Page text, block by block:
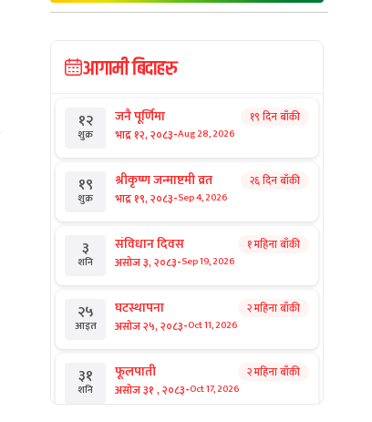
आगामी बिदाहरु
१२
शुक्र
जनै पूर्णिमा
भाद्र १२, २०८३-Aug 28, 2026
१९ दिन बाँकी
१९
शुक्र
श्रीकृष्ण जन्माष्टमी व्रत
भाद्र १९, २०८३-Sep 4, 2026
२६ दिन बाँकी
३
शनि
संविधान दिवस
असोज ३, २०८३-Sep 19, 2026
१ महिना बाँकी
२५
आइत
घटस्थापना
असोज २५, २०८३-Oct 11, 2026
२ महिना बाँकी
३१
शनि
फूलपाती
असोज ३१ , २०८३-Oct 17, 2026
२ महिना बाँकी